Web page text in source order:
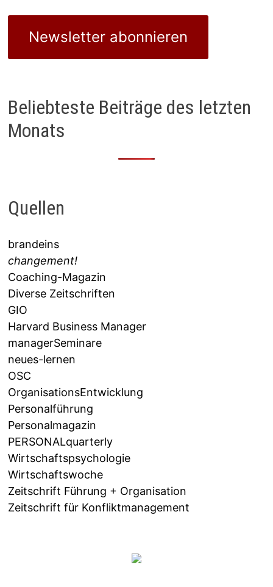
Newsletter abonnieren
Beliebteste Beiträge des letzten
Monats
Quellen
brandeins
changement!
Coaching-Magazin
Diverse Zeitschriften
GIO
Harvard Business Manager
managerSeminare
neues-lernen
OSC
OrganisationsEntwicklung
Personalführung
Personalmagazin
PERSONALquarterly
Wirtschaftspsychologie
Wirtschaftswoche
Zeitschrift Führung + Organisation
Zeitschrift für Konfliktmanagement